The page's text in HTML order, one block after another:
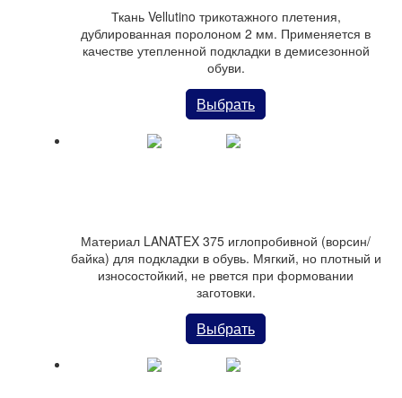
Ткань Vellutino трикотажного плетения,
дублированная поролоном 2 мм. Применяется в
качестве утепленной подкладки в демисезонной
обуви.
Выбрать
Материал LANATEX 375 иглопробивной (ворсин/
байка) для подкладки в обувь. Мягкий, но плотный и
износостойкий, не рвется при формовании
заготовки.
Выбрать